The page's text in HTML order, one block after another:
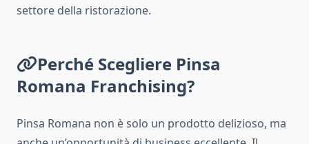
settore della ristorazione.
Perché Scegliere Pinsa
Romana Franchising?
Pinsa Romana non è solo un prodotto delizioso, ma